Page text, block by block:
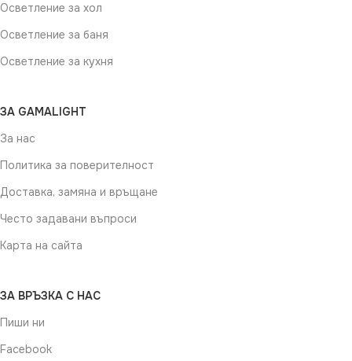
Осветление за хол
Осветление за баня
Осветление за кухня
ЗА GAMALIGHT
За нас
Политика за поверителност
Доставка, замяна и връщане
Често задавани въпроси
Карта на сайта
ЗА ВРЪЗКА С НАС
Пиши ни
Facebook